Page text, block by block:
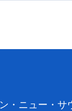
・ニュー・